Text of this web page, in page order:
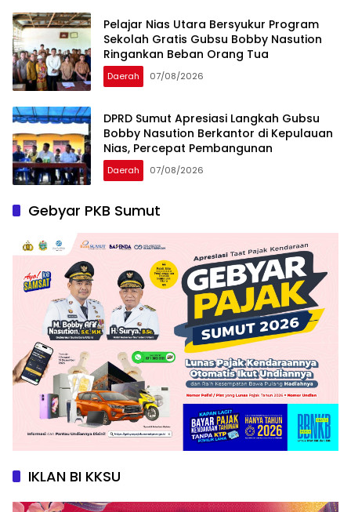
Pelajar Nias Utara Bersyukur Program
Sekolah Gratis Gubsu Bobby Nasution
Ringankan Beban Orang Tua
Daerah 07/08/2026
DPRD Sumut Apresiasi Langkah Gubsu
Bobby Nasution Berkantor di Kepulauan
Nias, Percepat Pembangunan
Daerah 07/08/2026
Gebyar PKB Sumut
IKLAN BI KKSU